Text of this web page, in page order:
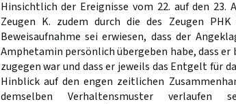
Hinsichtlich der Ereignisse vom 22. auf den 23.
Zeugen K. zudem durch die des Zeugen
Beweisaufnahme sei erwiesen, dass der
Amphetamin persönlich übergeben habe, dass er
zugegen war und dass er jeweils das Entgelt für
Hinblick auf den engen zeitlichen
demselben Verhaltensmuster verlaufen